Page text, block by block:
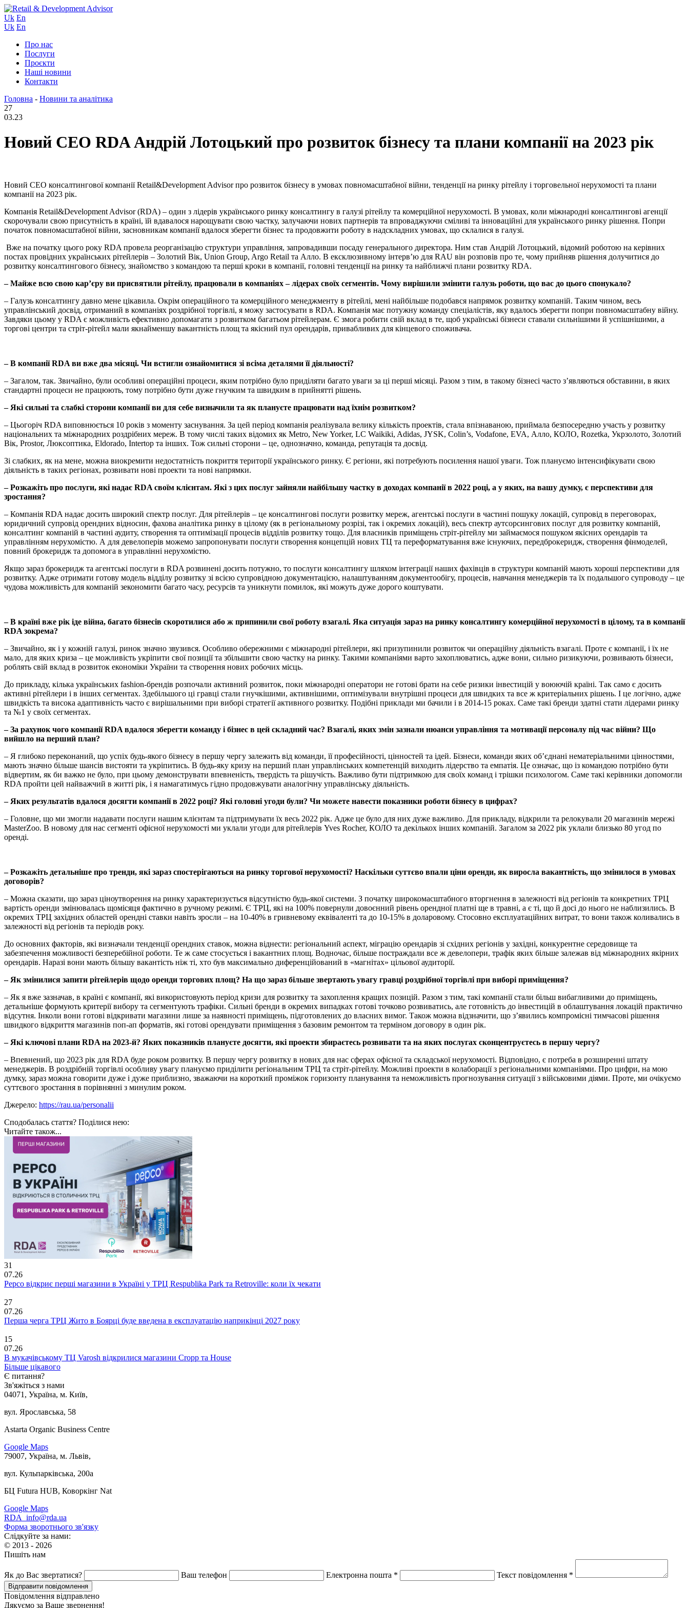
Uk En
Uk En
Про нас
Послуги
Проєкти
Наші новини
Контакти
Головна - Новини та аналітика
27
03.23
Новий СЕО RDA Андрій Лотоцький про розвиток бізнесу та плани компанії на 2023 рік
Новий СЕО консалтингової компанії Retail&Development Advisor про розвиток бізнесу в умовах повномасштабної війни, тенденції на ринку рітейлу і торговельної нерухомості та плани
компанії на 2023 рік.
Компанія Retail&Development Advisor (RDA) – один з лідерів українського ринку консалтингу в галузі рітейлу та комерційної нерухомості. В умовах, коли міжнародні консалтингові агенції
скорочували свою присутність в країні, їй вдавалося нарощувати свою частку, залучаючи нових партнерів та впроваджуючи сміливі та інноваційні для українського ринку рішення. Попри
початок повномасштабної війни, засновникам компанії вдалося зберегти бізнес та продовжити роботу в надскладних умовах, що склалися в галузі.
Вже на початку цього року RDA провела реорганізацію структури управління, запровадивши посаду генерального директора. Ним став Андрій Лотоцький, відомий роботою на керівних
постах провідних українських рітейлерів – Золотий Вік, Union Group, Argo Retail та Алло. В ексклюзивному інтерв’ю для RAU він розповів про те, чому прийняв рішення долучитися до
розвитку консалтингового бізнесу, знайомство з командою та перші кроки в компанії, головні тенденції на ринку та найближчі плани розвитку RDA.
– Майже всю свою кар’єру ви присвятили рітейлу, працювали в компаніях – лідерах своїх сегментів. Чому вирішили змінити галузь роботи, що вас до цього спонукало?
– Галузь консалтингу давно мене цікавила. Окрім операційного та комерційного менеджменту в рітейлі, мені найбільше подобався напрямок розвитку компаній. Таким чином, весь
управлінський досвід, отриманий в компаніях роздрібної торгівлі, я можу застосувати в RDA. Компанія має потужну команду спеціалістів, яку вдалось зберегти попри повномасштабну війну.
Завдяки цьому у RDA є можливість ефективно допомагати з розвитком багатьом рітейлерам. Є змога робити свій вклад в те, щоб українські бізнеси ставали сильнішими й успішнішими, а
торгові центри та стріт-рітейл мали якнайменшу вакантність площ та якісний пул орендарів, привабливих для кінцевого споживача.
– В компанії RDA ви вже два місяці. Чи встигли ознайомитися зі всіма деталями її діяльності?
– Загалом, так. Звичайно, були особливі операційні процеси, яким потрібно було приділяти багато уваги за ці перші місяці. Разом з тим, в такому бізнесі часто з’являються обставини, в яких
стандартні процеси не працюють, тому потрібно бути дуже гнучким та швидким в прийнятті рішень.
– Які сильні та слабкі сторони компанії ви для себе визначили та як плануєте працювати над їхнім розвитком?
– Цьогоріч RDA виповнюється 10 років з моменту заснування. За цей період компанія реалізувала велику кількість проектів, стала впізнаваною, приймала безпосередню участь у розвитку
національних та міжнародних роздрібних мереж. В тому числі таких відомих як Metro, New Yorker, LC Waikiki, Adidas, JYSK, Colin’s, Vodafone, EVA, Алло, КОЛО, Rozetka, Укрзолото, Золотий
Вік, Prostor, Люксоптика, Eldorado, Intertop та інших. Тож сильні сторони – це, однозначно, команда, репутація та досвід.
Зі слабких, як на мене, можна виокремити недостатність покриття території українського ринку. Є регіони, які потребують посилення нашої уваги. Тож плануємо інтенсифікувати свою
діяльність в таких регіонах, розвивати нові проекти та нові напрямки.
– Розкажіть про послуги, які надає RDA своїм клієнтам. Які з цих послуг зайняли найбільшу частку в доходах компанії в 2022 році, а у яких, на вашу думку, є перспективи для
зростання?
– Компанія RDA надає досить широкий спектр послуг. Для рітейлерів – це консалтингові послуги розвитку мереж, агентські послуги в частині пошуку локацій, супровід в переговорах,
юридичний супровід орендних відносин, фахова аналітика ринку в цілому (як в регіональному розрізі, так і окремих локацій), весь спектр аутсорсингових послуг для розвитку компаній,
консалтинг компаній в частині аудиту, створення та оптимізації процесів відділів розвитку тощо. Для власників приміщень стріт-рітейлу ми займаємося пошуком якісних орендарів та
управлінням нерухомістю. А для девелоперів можемо запропонувати послуги створення концепцій нових ТЦ та переформатування вже існуючих, передброкеридж, створення фінмоделей,
повний брокеридж та допомога в управлінні нерухомістю.
Якщо зараз брокеридж та агентські послуги в RDA розвинені досить потужно, то послуги консалтингу шляхом інтеграції наших фахівців в структури компаній мають хороші перспективи для
розвитку. Адже отримати готову модель відділу розвитку зі всією супровідною документацією, налаштуванням документообігу, процесів, навчання менеджерів та їх подальшого супроводу – це
чудова можливість для компаній зекономити багато часу, ресурсів та уникнути помилок, які можуть дуже дорого коштувати.
– В країні вже рік іде війна, багато бізнесів скоротилися або ж припинили свої роботу взагалі. Яка ситуація зараз на ринку консалтингу комерційної нерухомості в цілому, та в компанії
RDA зокрема?
– Звичайно, як і у кожній галузі, ринок значно звузився. Особливо обережними є міжнародні рітейлери, які призупинили розвиток чи операційну діяльність взагалі. Проте є компанії, і їх не
мало, для яких криза – це можливість укріпити свої позиції та збільшити свою частку на ринку. Такими компаніями варто захоплюватись, адже вони, сильно ризикуючи, розвивають бізнеси,
роблять свій вклад в розвиток економіки України та створення нових робочих місць.
До прикладу, кілька українських fashion-брендів розпочали активний розвиток, поки міжнародні оператори не готові брати на себе ризики інвестицій у воюючій країні. Так само є досить
активні рітейлери і в інших сегментах. Здебільшого ці гравці стали гнучкішими, активнішими, оптимізували внутрішні процеси для швидких та все ж критеріальних рішень. І це логічно, адже
швидкість та висока адаптивність часто є вирішальними при виборі стратегії активного розвитку. Подібні приклади ми бачили і в 2014-15 роках. Саме такі бренди здатні стати лідерами ринку
та №1 у своїх сегментах.
– За рахунок чого компанії RDA вдалося зберегти команду і бізнес в цей складний час? Взагалі, яких змін зазнали нюанси управління та мотивації персоналу під час війни? Що
вийшло на перший план?
– Я глибоко переконаний, що успіх будь-якого бізнесу в першу чергу залежить від команди, її професійності, цінностей та ідей. Бізнеси, команди яких об’єднані нематеріальними цінностями,
мають значно більше шансів вистояти та укріпитись. В будь-яку кризу на перший план управлінських компетенцій виходить лідерство та емпатія. Це означає, що із командою потрібно бути
відвертим, як би важко не було, при цьому демонструвати впевненість, твердість та рішучість. Важливо бути підтримкою для своїх команд і трішки психологом. Саме такі керівники допомогли
RDA пройти цей найважчий в житті рік, і я намагатимусь гідно продовжувати аналогічну управлінську діяльність.
– Яких результатів вдалося досягти компанії в 2022 році? Які головні угоди були? Чи можете навести показники роботи бізнесу в цифрах?
– Головне, що ми змогли надавати послуги нашим клієнтам та підтримувати їх весь 2022 рік. Адже це було для них дуже важливо. Для прикладу, відкрили та релокували 20 магазинів мережі
MasterZoo. В новому для нас сегменті офісної нерухомості ми уклали угоди для рітейлерів Yves Rocher, КОЛО та декількох інших компаній. Загалом за 2022 рік уклали близько 80 угод по
оренді.
– Розкажіть детальніше про тренди, які зараз спостерігаються на ринку торгової нерухомості? Наскільки суттєво впали ціни оренди, як виросла вакантність, що змінилося в умовах
договорів?
– Можна сказати, що зараз ціноутворення на ринку характеризується відсутністю будь-якої системи. З початку широкомасштабного вторгнення в залежності від регіонів та конкретних ТРЦ
вартість оренди змінювалась щомісяця фактично в ручному режимі. Є ТРЦ, які на 100% повернули довоєнний рівень орендної платні ще в травні, а є ті, що й досі до нього не наблизились. В
окремих ТРЦ західних областей орендні ставки навіть зросли – на 10-40% в гривневому еквіваленті та до 10-15% в доларовому. Стосовно експлуатаційних витрат, то вони також коливались в
залежності від регіонів та періодів року.
До основних факторів, які визначали тенденції орендних ставок, можна віднести: регіональний аспект, міграцію орендарів зі східних регіонів у західні, конкурентне середовище та
забезпечення можливості безперебійної роботи. Те ж саме стосується і вакантних площ. Водночас, більше постраждали все ж девелопери, трафік яких більше залежав від міжнародних якірних
орендарів. Наразі вони мають більшу вакантість ніж ті, хто був максимально диференційований в «магнітах» цільової аудиторії.
– Як змінилися запити рітейлерів щодо оренди торгових площ? На що зараз більше звертають увагу гравці роздрібної торгівлі при виборі приміщення?
– Як я вже зазначав, в країні є компанії, які використовують період кризи для розвитку та захоплення кращих позицій. Разом з тим, такі компанії стали більш вибагливими до приміщень,
детальніше формують критерії вибору та сегментують трафіки. Сильні бренди в окремих випадках готові точково розвиватись, але готовність до інвестицій в облаштування локацій практично
відсутня. Інколи вони готові відкривати магазини лише за наявності приміщень, підготовлених до власних вимог. Також можна відзначити, що з’явились компромісні тимчасові рішення
швидкого відкриття магазинів поп-ап форматів, які готові орендувати приміщення з базовим ремонтом та терміном договору в один рік.
– Які ключові плани RDA на 2023-й? Яких показників плануєте досягти, які проекти збираєтесь розвивати та на яких послугах сконцентруєтесь в першу чергу?
– Впевнений, що 2023 рік для RDA буде роком розвитку. В першу чергу розвитку в нових для нас сферах офісної та складської нерухомості. Відповідно, є потреба в розширенні штату
менеджерів. В роздрібній торгівлі особливу увагу плануємо приділити регіональним ТРЦ та стріт-рітейлу. Можливі проекти в колаборації з регіональними компаніями. Про цифри, на мою
думку, зараз можна говорити дуже і дуже приблизно, зважаючи на короткий проміжок горизонту планування та неможливість прогнозування ситуації з військовими діями. Проте, ми очікуємо
суттєвого зростання в порівнянні з минулим роком.
Джерело: https://rau.ua/personalii
Сподобалась стаття? Поділися нею:
Читайте також...
31
07.26
Pepco відкриє перші магазини в Україні у ТРЦ Respublika Park та Retroville: коли їх чекати
27
07.26
Перша черга ТРЦ Жито в Боярці буде введена в експлуатацію наприкінці 2027 року
15
07.26
В мукачівському ТЦ Varosh відкрилися магазини Cropp та House
Більше цікавого
Є питання?
Зв'яжіться з нами
04071, Україна, м. Київ,
вул. Ярославська, 58
Astarta Organic Business Centre
Google Maps
79007, Україна, м. Львів,
вул. Кульпарківська, 200а
БЦ Futura HUB, Коворкінг Nat
Google Maps
RDA_info@rda.ua
Форма зворотнього зв'язку
Слідкуйте за нами:
© 2013 - 2026
Пишіть нам
Як до Вас звертатися? Ваш телефон Електронна пошта * Текст повідомлення *
Повідомлення відправлено
Дякуємо за Ваше звернення!